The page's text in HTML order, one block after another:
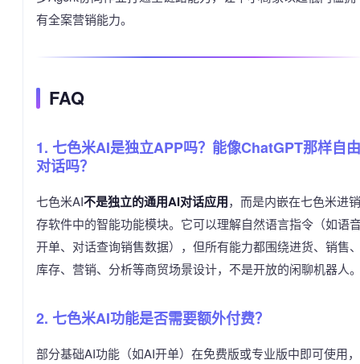
有全案营销能力。
FAQ
1. 七色米AI是独立APP吗？能像ChatGPT那样自由
对话吗？
七色米AI不是独立的通用AI对话应用，而是内嵌在七色米进销
存软件中的智能功能模块。它可以理解自然语言指令（如语
开单、对话查询销售数据），但所有能力都围绕进货、销售
库存、营销、分析等商贸场景设计，不是开放的闲聊机器人
2. 七色米AI功能是否需要额外付费？
部分基础AI功能（如AI开单）在免费版或专业版中即可使用，